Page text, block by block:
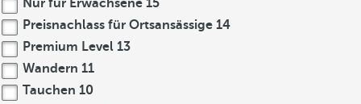
Nur für Erwachsene 15
Preisnachlass für Ortsansässige 14
Premium Level 13
Wandern 11
Tauchen 10